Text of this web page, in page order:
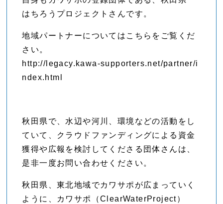
はちろうプロジェクトさんです。
地域パートナーについてはこちらをご覧くだ
さい。
http://legacy.kawa-supporters.net/partner/i
ndex.html
秋田県で、水辺や河川、環境などの活動をし
ていて、クラウドファンディングによる資金
獲得や広報を検討してくださる団体さんは、
是非一度お問い合わせください。
秋田県、東北地域でカワサポが広まっていく
ように、カワサポ（ClearWaterProject）